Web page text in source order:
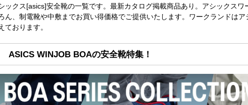
ックス[asics]安全靴の一覧です。最新カタログ掲載商品あり。アシックス
ん、制電靴や中敷までお買い得価格でご提供いたします。ワークランドは
ております。
ASICS WINJOB BOAの安全靴特集！